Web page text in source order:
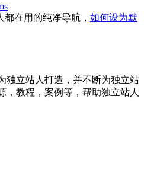
在用的纯净导航， 如何设为默
独立站人打造，并不断为独立站
，教程，案例等，帮助独立站人